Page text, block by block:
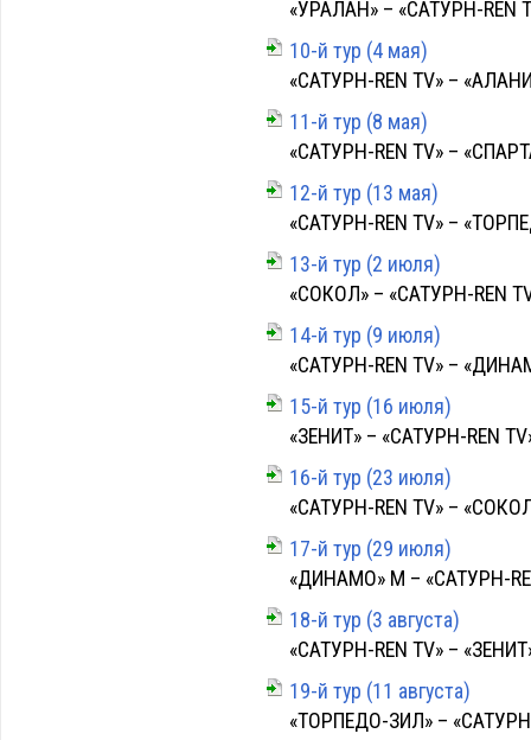
«УРАЛАН» – «САТУРН-REN
10-й тур (4 мая)
«САТУРН-REN TV» –
11-й тур (8 мая)
«САТУРН-REN TV» –
12-й тур (13 мая)
«САТУРН-REN TV» –
13-й тур (2 июля)
«СОКОЛ» – «САТУРН-REN
14-й тур (9 июля)
«САТУРН-REN TV» –
15-й тур (16 июля)
«ЗЕНИТ» – «САТУРН-REN
16-й тур (23 июля)
«САТУРН-REN TV» –
17-й тур (29 июля)
«ДИНАМО» М – «САТУРН-
18-й тур (3 августа)
«САТУРН-REN TV» –
19-й тур (11 августа)
«ТОРПЕДО-ЗИЛ» –